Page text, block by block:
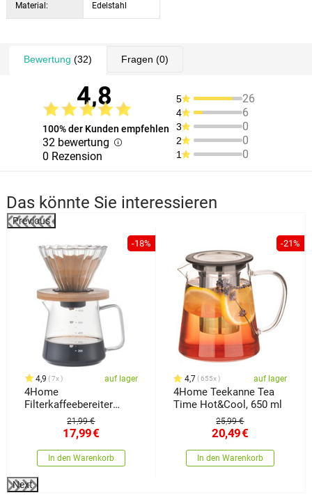
Material: Edelstahl
Bewertung (32) Fragen (0)
4,8
100% der Kunden empfehlen
32 bewertung
0 Rezension
5 26
4 6
3 0
2 0
1 0
Das könnte Sie interessieren
Previous
-18%
4,9 7x auf lager
4Home
Filterkaffeebereiter
Dripper, 600 ml
21,99 €
17,99€
In den Warenkorb
-21%
4,7 655x auf lager
4Home Teekanne Tea
Time Hot&Cool, 650 ml
25,99 €
20,49€
In den Warenkorb
Next